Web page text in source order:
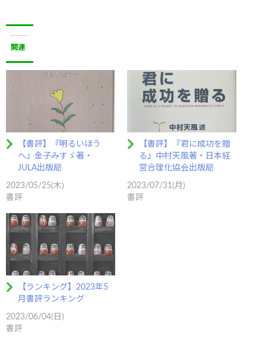
関連
【書評】『明るいほう
へ』金子みすゞ著・
JULA出版局
2023/05/25(木)
書評
【書評】『君に成功を贈
る』中村天風著・日本経
営合理化協会出版局
2023/07/31(月)
書評
【ランキング】2023年5
月書評ランキング
2023/06/04(日)
書評